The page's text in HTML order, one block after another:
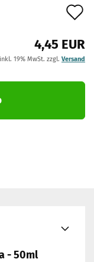
4,45 EUR
inkl. 19% MwSt. zzgl. Versand
- 50ml